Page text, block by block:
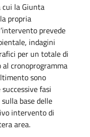
cui la Giunta
propria
prevede
indagini
per un totale di
cronoprogramma
sono
fasi
base delle
intervento di
area.